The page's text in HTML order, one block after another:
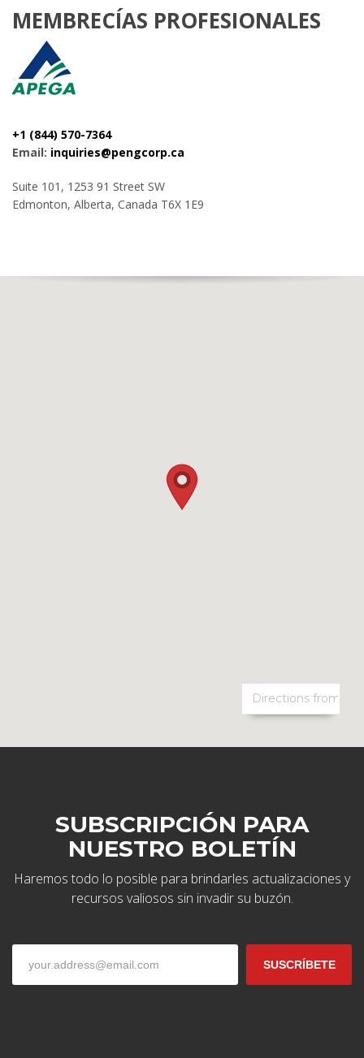
MEMBRECÍAS PROFESIONALES
+1 (844) 570-7364
Email: inquiries@pengcorp.ca
Suite 101, 1253 91 Street SW
Edmonton, Alberta, Canada T6X 1E9
Pengcorp Ltd.
Un ambiente profesional que fomenta eficiencia y
SUBSCRIPCIÓN PARA
NUESTRO BOLETÍN
Haremos todo lo posible para brindarles actualizaciones y
recursos valiosos sin invadir su buzón.
SUSCRÍBETE